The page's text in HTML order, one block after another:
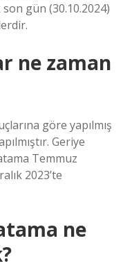
gün (30.10.2024)
ne zaman
göre yapılmış
Geriye
Temmuz
2023’te
ne